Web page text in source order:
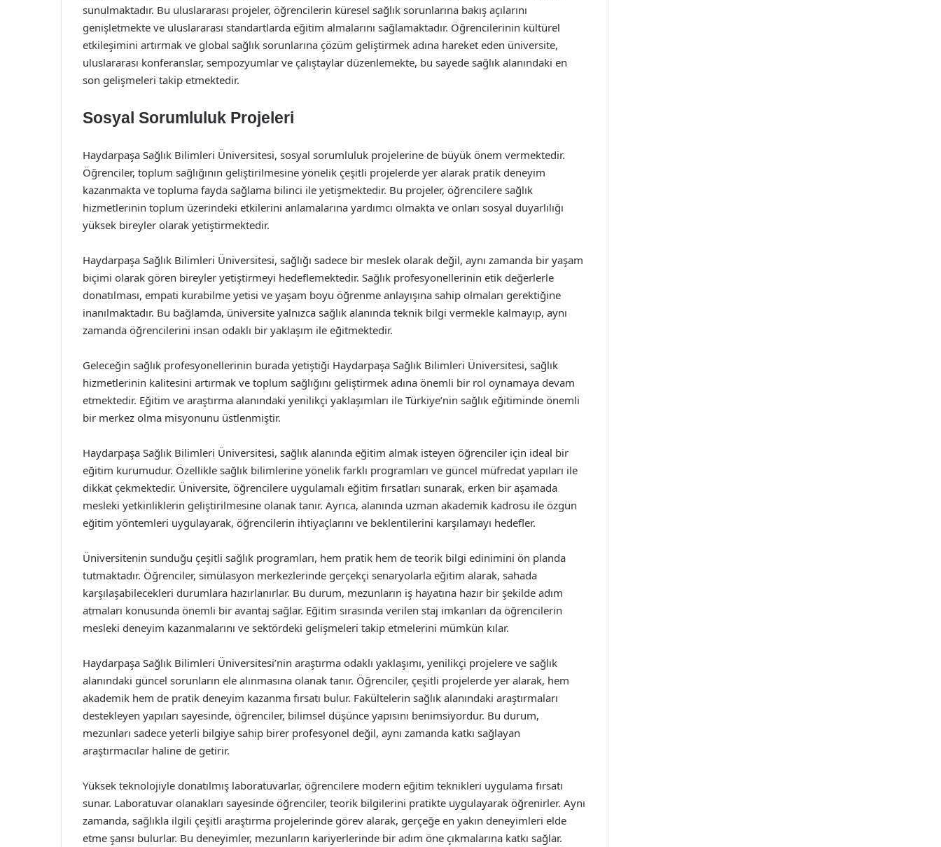
sunulmaktadır. Bu uluslararası projeler, öğrencilerin küresel sağlık sorunlarına bakış açılarını
genişletmekte ve uluslararası standartlarda eğitim almalarını sağlamaktadır. Öğrencilerinin kültürel
etkileşimini artırmak ve global sağlık sorunlarına çözüm geliştirmek adına hareket eden üniversite,
uluslararası konferanslar, sempozyumlar ve çalıştaylar düzenlemekte, bu sayede sağlık alanındaki en
son gelişmeleri takip etmektedir.
Sosyal Sorumluluk Projeleri
Haydarpaşa Sağlık Bilimleri Üniversitesi, sosyal sorumluluk projelerine de büyük önem vermektedir.
Öğrenciler, toplum sağlığının geliştirilmesine yönelik çeşitli projelerde yer alarak pratik deneyim
kazanmakta ve topluma fayda sağlama bilinci ile yetişmektedir. Bu projeler, öğrencilere sağlık
hizmetlerinin toplum üzerindeki etkilerini anlamalarına yardımcı olmakta ve onları sosyal duyarlılığı
yüksek bireyler olarak yetiştirmektedir.
Haydarpaşa Sağlık Bilimleri Üniversitesi, sağlığı sadece bir meslek olarak değil, aynı zamanda bir yaşam
biçimi olarak gören bireyler yetiştirmeyi hedeflemektedir. Sağlık profesyonellerinin etik değerlerle
donatılması, empati kurabilme yetisi ve yaşam boyu öğrenme anlayışına sahip olmaları gerektiğine
inanılmaktadır. Bu bağlamda, üniversite yalnızca sağlık alanında teknik bilgi vermekle kalmayıp, aynı
zamanda öğrencilerini insan odaklı bir yaklaşım ile eğitmektedir.
Geleceğin sağlık profesyonellerinin burada yetiştiği Haydarpaşa Sağlık Bilimleri Üniversitesi, sağlık
hizmetlerinin kalitesini artırmak ve toplum sağlığını geliştirmek adına önemli bir rol oynamaya devam
etmektedir. Eğitim ve araştırma alanındaki yenilikçi yaklaşımları ile Türkiye’nin sağlık eğitiminde önemli
bir merkez olma misyonunu üstlenmiştir.
Haydarpaşa Sağlık Bilimleri Üniversitesi, sağlık alanında eğitim almak isteyen öğrenciler için ideal bir
eğitim kurumudur. Özellikle sağlık bilimlerine yönelik farklı programları ve güncel müfredat yapıları ile
dikkat çekmektedir. Üniversite, öğrencilere uygulamalı eğitim fırsatları sunarak, erken bir aşamada
mesleki yetkinliklerin geliştirilmesine olanak tanır. Ayrıca, alanında uzman akademik kadrosu ile özgün
eğitim yöntemleri uygulayarak, öğrencilerin ihtiyaçlarını ve beklentilerini karşılamayı hedefler.
Üniversitenin sunduğu çeşitli sağlık programları, hem pratik hem de teorik bilgi edinimini ön planda
tutmaktadır. Öğrenciler, simülasyon merkezlerinde gerçekçi senaryolarla eğitim alarak, sahada
karşılaşabilecekleri durumlara hazırlanırlar. Bu durum, mezunların iş hayatına hazır bir şekilde adım
atmaları konusunda önemli bir avantaj sağlar. Eğitim sırasında verilen staj imkanları da öğrencilerin
mesleki deneyim kazanmalarını ve sektördeki gelişmeleri takip etmelerini mümkün kılar.
Haydarpaşa Sağlık Bilimleri Üniversitesi’nin araştırma odaklı yaklaşımı, yenilikçi projelere ve sağlık
alanındaki güncel sorunların ele alınmasına olanak tanır. Öğrenciler, çeşitli projelerde yer alarak, hem
akademik hem de pratik deneyim kazanma fırsatı bulur. Fakültelerin sağlık alanındaki araştırmaları
destekleyen yapıları sayesinde, öğrenciler, bilimsel düşünce yapısını benimsiyordur. Bu durum,
mezunları sadece yeterli bilgiye sahip birer profesyonel değil, aynı zamanda katkı sağlayan
araştırmacılar haline de getirir.
Yüksek teknolojiyle donatılmış laboratuvarlar, öğrencilere modern eğitim teknikleri uygulama fırsatı
sunar. Laboratuvar olanakları sayesinde öğrenciler, teorik bilgilerini pratikte uygulayarak öğrenirler. Aynı
zamanda, sağlıkla ilgili çeşitli araştırma projelerinde görev alarak, gerçeğe en yakın deneyimleri elde
etme şansı bulurlar. Bu deneyimler, mezunların kariyerlerinde bir adım öne çıkmalarına katkı sağlar.